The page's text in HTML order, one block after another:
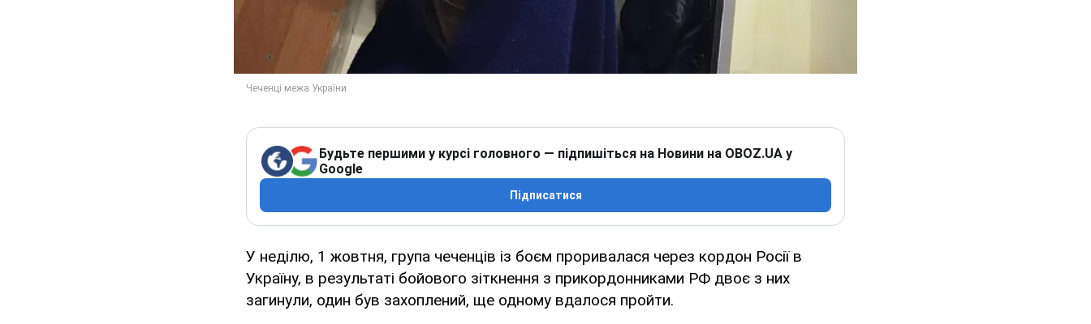
Будьте першими у курсі головного — підпишіться на Новини на OBOZ.UA у
Google
Підписатися
У неділю, 1 жовтня, група чеченців із боєм проривалася через кордон Росії в
Україну, в результаті бойового зіткнення з прикордонниками РФ двоє з них
загинули, один був захоплений, ще одному вдалося пройти.